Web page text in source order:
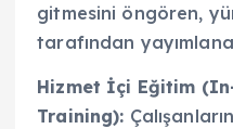
gitmesini öngören,
tarafından
Hizmet İçi Eğitim
Training):